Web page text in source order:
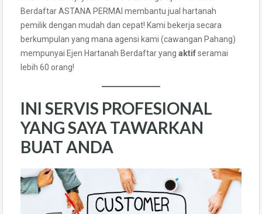
Berdaftar ASTANA PERMAI membantu jual hartanah
pemilik dengan mudah dan cepat! Kami bekerja secara
berkumpulan yang mana agensi kami (cawangan Pahang)
mempunyai Ejen Hartanah Berdaftar yang aktifseramai
lebih 60 orang!
INI SERVIS PROFESIONAL
YANG SAYA TAWARKAN
BUAT ANDA